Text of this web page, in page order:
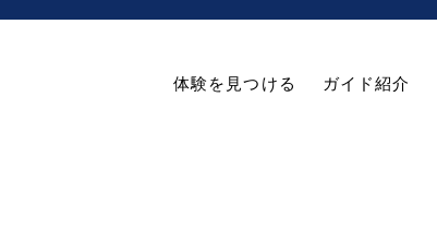
体験を見つける ガイド紹介